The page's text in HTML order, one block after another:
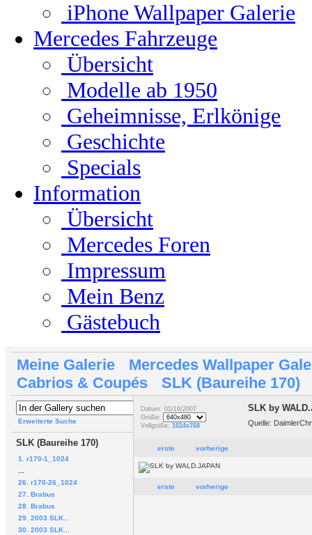
iPhone Wallpaper Galerie
Mercedes Fahrzeuge
Übersicht
Modelle ab 1950
Geheimnisse, Erlkönige
Geschichte
Specials
Information
Übersicht
Mercedes Foren
Impressum
Mein Benz
Gästebuch
Meine Galerie
Mercedes Wallpaper
Cabrios & Coupés
SLK (Baureihe 170)
Erweiterte Suche
SLK (Baureihe 170)
1. r170-1_1024
26. r170-26_1024
27. Brabus
28. Brabus
29. 2003 SLK...
30. 2003 SLK...
Datum: 01/16/2007
Größe:
Vollgröße: 1024x768
SLK by
Quelle:
erste vorherige
erste vorherige